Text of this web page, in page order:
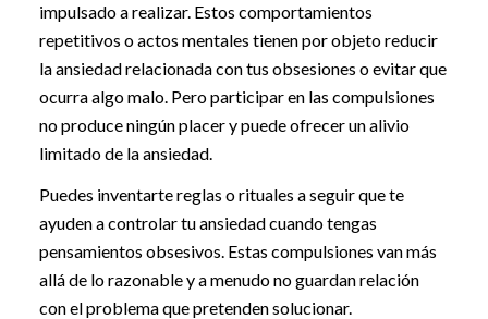
impulsado a realizar. Estos comportamientos
repetitivos o actos mentales tienen por objeto reducir
la ansiedad relacionada con tus obsesiones o evitar que
ocurra algo malo. Pero participar en las compulsiones
no produce ningún placer y puede ofrecer un alivio
limitado de la ansiedad.
Puedes inventarte reglas o rituales a seguir que te
ayuden a controlar tu ansiedad cuando tengas
pensamientos obsesivos. Estas compulsiones van más
allá de lo razonable y a menudo no guardan relación
con el problema que pretenden solucionar.